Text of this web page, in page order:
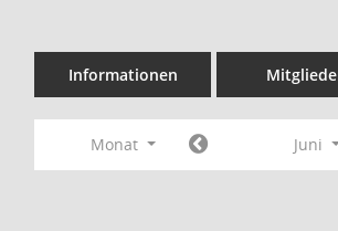
Informationen
Monat Juni